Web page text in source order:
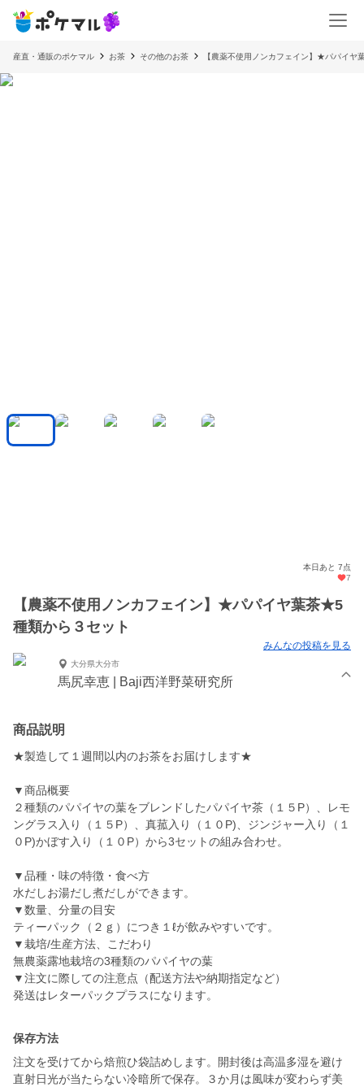
産直・通販のポケマル お茶 その他のお茶 【農薬不使用ノンカフェイン】★パパイヤ
本日あと 7点
7
【農薬不使用ノンカフェイン】★パパイヤ葉茶★5
種類から３セット
みんなの投稿を見る
大分県大分市
馬尻幸恵 | Baji西洋野菜研究所
商品説明
★製造して１週間以内のお茶をお届けします★
▼商品概要
２種類のパパイヤの葉をブレンドしたパパイヤ茶（１５P）、レモ
ングラス入り（１５P）、真菰入り（１０P)、ジンジャー入り（１
０P)かぼす入り（１０P）から3セットの組み合わせ。
▼品種・味の特徴・食べ方
水だしお湯だし煮だしができます。
▼数量、分量の目安
ティーパック（２ｇ）につき１ℓが飲みやすいです。
▼栽培/生産方法、こだわり
無農薬露地栽培の3種類のパパイヤの葉
▼注文に際しての注意点（配送方法や納期指定など）
発送はレターパックプラスになります。
保存方法
注文を受けてから焙煎ひ袋詰めします。開封後は高温多湿を避け
直射日光が当たらない冷暗所で保存。３か月は風味が変わらず美